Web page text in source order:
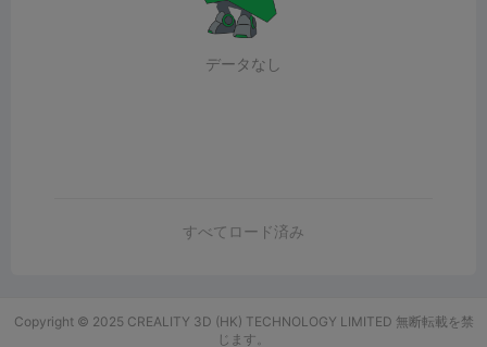
データなし
すべてロード済み
Copyright © 2025 CREALITY 3D (HK) TECHNOLOGY LIMITED 無断転載を禁
じます。